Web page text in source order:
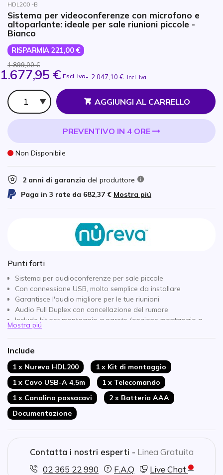
HDL200 -B
Sistema per videoconferenze con microfono e
altoparlante: ideale per sale riunioni piccole -
Bianco
RISPARMIA 221,00 €
1.899,00 €
1.677,95 € Escl. Iva- 2.047,10 € Incl. Iva
Qtà
AGGIUNGI AL CARRELLO
PREVENTIVO IN 4 ORE
Non Disponibile
2 anni di garanzia del produttore
Paga in 3 rate da 682,37 € Mostra piú
Punti forti
Sistema per audioconferenze per sale piccole
Con connessione USB, molto semplice da installare
Garantisce l'audio migliore per le tue riunioni
Audio Full Duplex con cancellazione del rumore
Include kit per montaggio a parete (opzione montaggio a
parete)
Con schermo per informazioni di chiamata
Accessorio aggiuntivo per adattare una videocamera /
webcam al dispositivo
Compatibile con Zoom, Teams, Skype, GoToMeeting, Cisco
WebEx, StarLeaf e altri
Colore: Bianco
Mostra piú
Include
1 x Nureva HDL200
1 x Kit di montaggio
1 x Cavo USB-A 4,5m
1 x Telecomando
1 x Canalina passacavi
2 x Batteria AAA
Documentazione
Contatta i nostri esperti - Linea Gratuita
02 365 22 990
F.A.Q Live Chat